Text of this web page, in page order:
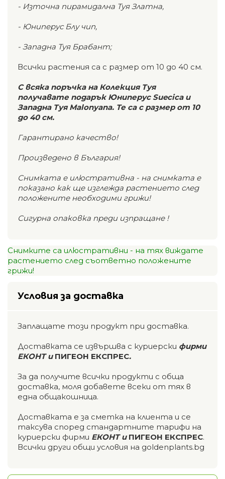
- Източна пирамидална Туя Златна,
- Юниперус Блу чип,
- Западна Туя Брабант;
Всички растения са с размер от 10 до 40 см.
С всяка поръчка на Колекция Туя
получавате подарък Юниперус Suecica и
Западна Туя Malonyana. Те са с размер от 10
до 40 см.
Гарантирано качество!
Произведено в България!
Снимката е илюстративна - на снимката е
показано как ще изглежда растението след
положените необходими грижи!
Сигурна опаковка преди изпращане !
Снимките са илюстративни - на тях виждате
растението след съответно положените
грижи!
Условия за доставка
Заплащате този продукт при доставка.
Доставката се извършва с куриерски фирми
ЕКОНТ и ПИГЕОН ЕКСПРЕС.
За да получите всички продукти с обща
доставка, моля добавете всеки от тях в
една общакошница.
Доставката е за сметка на клиента и се
таксува според стандартните тарифи на
куриерски фирми ЕКОНТ и ПИГЕОН ЕКСПРЕС.
Всички други общи условия на goldenplants.bg